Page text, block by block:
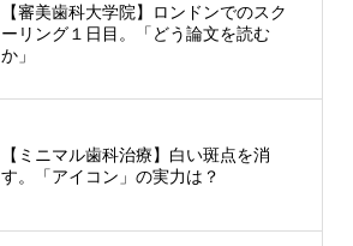
【審美歯科大学院】ロンドンでのスク
ーリング１日目。「どう論文を読む
か」
【ミニマル歯科治療】白い斑点を消
す。「アイコン」の実力は？